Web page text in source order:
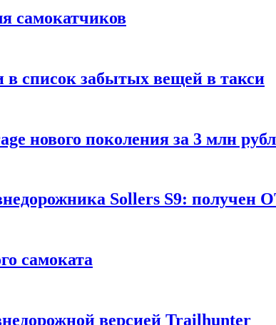
самокатчиков
в список забытых вещей в такси
нового поколения за 3 млн
Sollers S9: получен
самоката
версией Trailhunter